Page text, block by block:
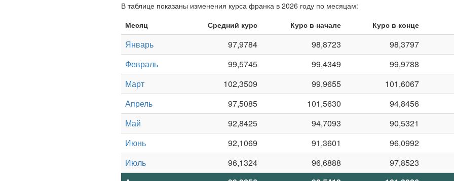
В таблице показаны изменения курса франка в 2026 году по месяцам:
Месяц
Средний курс Курс в начале Курс в конце
Январь 97,9784 98,8723 98,3797
Февраль
99,5745 99,4349 99,9788
Март
102,3509 99,9655 101,6067
Апрель
97,5085 101,5630 94,8456
Май
92,8425 94,7093 90,5321
Июнь
92,1069 91,3601 96,0992
Июль
96,1324 96,6888 97,8523